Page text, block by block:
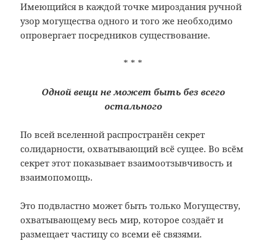
Имеющийся в каждой точке мироздания ручной
узор могущества одного и того же необходимо
опровергает посредников существование.
* * *
Одной вещи не может быть без всего
остального
По всей вселенной распространён секрет
солидарности, охватывающий всё сущее. Во всём
секрет этот показывает взаимоотзывчивость и
взаимопомощь.
Это подвластно может быть только Могуществу,
охватывающему весь мир, которое создаёт и
размещает частицу со всеми её связями.